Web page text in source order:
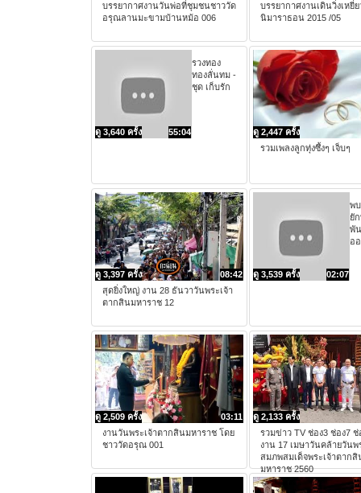
บรรยากาศงานวันพ่อที่ชุมชนชาววัด
อรุณลานมะขามบ้านหม้อ 006
บรรยากาศงานเดินวิ่งเหยี่ย
นิมาราธอน 2015 /05
55:04
ดู 3,640 ครั้ง
รวงทอง
ทองลั่นทม -
ชุด เก็บรัก
ดู 2,447 ครั้ง
รวมเพลงลูกทุ่งซึ้งๆ เจ็บๆ
08:42
ดู 3,397 ครั้ง
สุดยิ่งใหญ่ งาน 28 ธันวาวันพระเจ้า
ตากสินมหาราช 12
02:07
ดู 3,539 ครั้ง
พ
ยั
พั
อ
03:11
ดู 2,509 ครั้ง
งานวันพระเจ้าตากสินมหาราช โดย
ชาววัดอรุณ 001
ดู 2,133 ครั้ง
รวมข่าว TV ช่อง3 ช่อง7 ช่
งาน 17 เมษาวันคล้ายวันพ
สมภพสมเด็จพระเจ้าตากสิ
มหาราช 2560